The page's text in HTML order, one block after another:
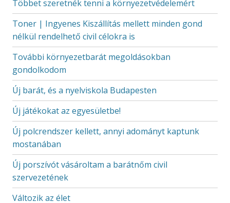
Többet szeretnék tenni a környezetvédelemért
Toner | Ingyenes Kiszállítás mellett minden gond
nélkül rendelhető civil célokra is
További környezetbarát megoldásokban
gondolkodom
Új barát, és a nyelviskola Budapesten
Új játékokat az egyesületbe!
Új polcrendszer kellett, annyi adományt kaptunk
mostanában
Új porszívót vásároltam a barátnőm civil
szervezetének
Változik az élet